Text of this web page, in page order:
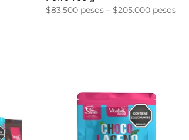
$83.500 pesos – $205.000 pesos